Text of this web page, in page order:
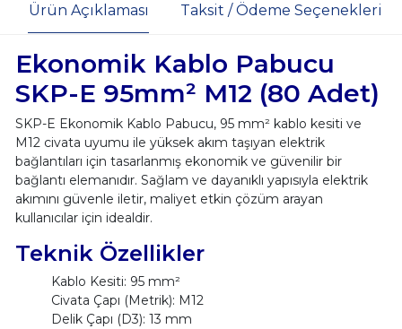
Ürün Açıklaması Taksit / Ödeme Seçenekleri
Ekonomik Kablo Pabucu
SKP-E 95mm² M12 (80 Adet)
SKP-E Ekonomik Kablo Pabucu, 95 mm² kablo kesiti ve
M12 civata uyumu ile yüksek akım taşıyan elektrik
bağlantıları için tasarlanmış ekonomik ve güvenilir bir
bağlantı elemanıdır. Sağlam ve dayanıklı yapısıyla elektrik
akımını güvenle iletir, maliyet etkin çözüm arayan
kullanıcılar için idealdir.
Teknik Özellikler
Kablo Kesiti: 95 mm²
Civata Çapı (Metrik): M12
Delik Çapı (D3): 13 mm